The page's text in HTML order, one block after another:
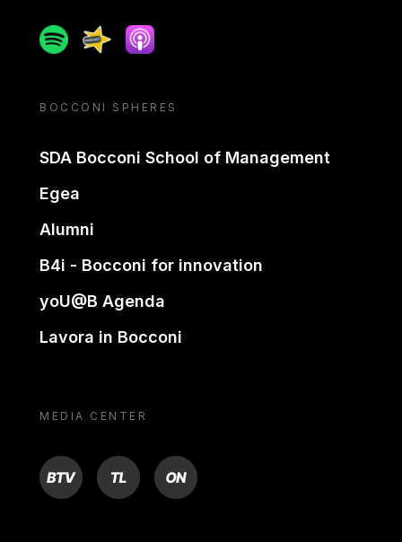
SpotifySpreakerApple podcast
BOCCONI SPHERES
SDA Bocconi School of Management
Egea
Alumni
B4i - Bocconi for innovation
yoU@B Agenda
Lavora in Bocconi
MEDIA CENTER
BTV TL ON